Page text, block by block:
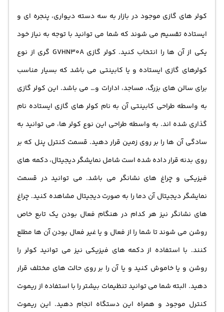
کولر های گازی موجود در بازار به سه دسته دیواری، پنجره ای و
ایستاده تقسیم می شوند که شما می توانید با توجه به نیاز خود
یکی از آن ها را انتخاب کنید. کولر گازی GVHN30A گری از نوع
کولرهای گازی ایستاده و یا کابینتی می باشد که بسیار مناسب
برای سالن های بزرگ، مساجد، ادارات و… می باشد. این کولر گازی
به واسطه طراحی کابینتی آن به نام کولر های گازی ایستاده نام
گذاری شده اند. به واسطه طراحی این نوع کولر ها، می توانید به
سادگی آن ها را بر روی زمین قرار دهید. قسمت کنترل پنل که بر
روی بدنه قرار داده شده است شامل نمایشگر دیجیتال، دکمه های
فیزیکی و چراغ های نشانگر می باشد. می توانید در قسمت
نمایشگر دیجیتال آن دما را به صورت دیجیتال مشاهده کنید. چراغ
های نشانگر نیز هر کدام در هنگام فعال بودن یک تابع خاص
روشن می شوند تا شما را از فعال و یا غیر فعال بودن آن ها مطلع
کنند. با استفاده از دکمه های فیزیکی نیز می توانید کولر را
روشن و یا خاموش کنید و یا آن را بر روی حالت های مختلف قرار
دهید. البته شما می توانید تنظیمات بیشتر را با استفاده از ریموت
کنترل موجود و همراه این دستگاه انجام دهید. این ریموت